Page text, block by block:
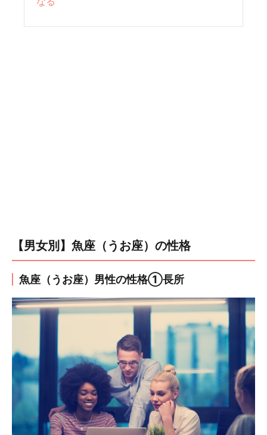
【男女別】魚座（うお座）の性格
魚座（うお座）男性の性格①長所